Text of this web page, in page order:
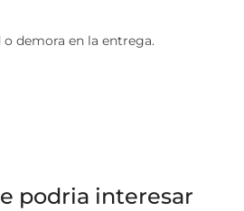
demora en la entrega.
podria interesar